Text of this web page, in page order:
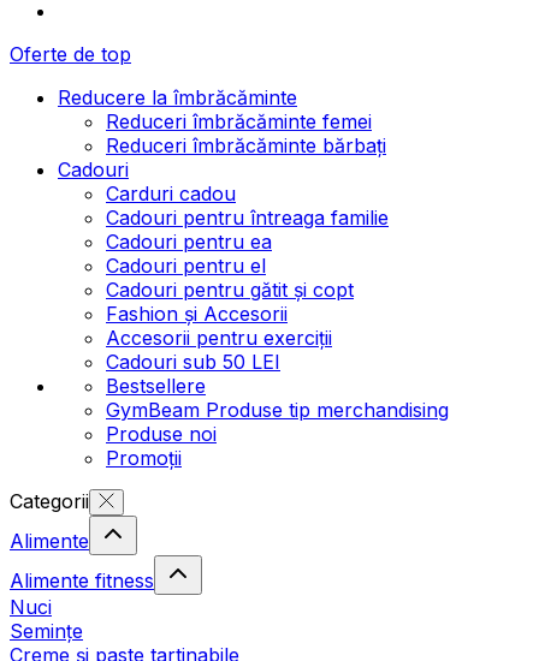
Oferte de top
Reducere la îmbrăcăminte
Reduceri îmbrăcăminte femei
Reduceri îmbrăcăminte bărbați
Cadouri
Carduri cadou
Cadouri pentru întreaga familie
Cadouri pentru ea
Cadouri pentru el
Cadouri pentru gătit și copt
Fashion și Accesorii
Accesorii pentru exerciții
Cadouri sub 50 LEI
Bestsellere
GymBeam Produse tip merchandising
Produse noi
Promoții
Categorii
Alimente
Alimente fitness
Nuci
Semințe
Creme și paste tartinabile